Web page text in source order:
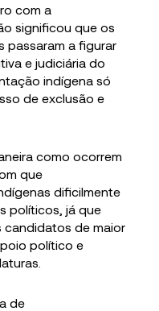
com a
significou que os
passaram a figurar
e judiciária do
indígena só
de exclusão e
como ocorrem
que
dificilmente
políticos, já que
de maior
político e
de